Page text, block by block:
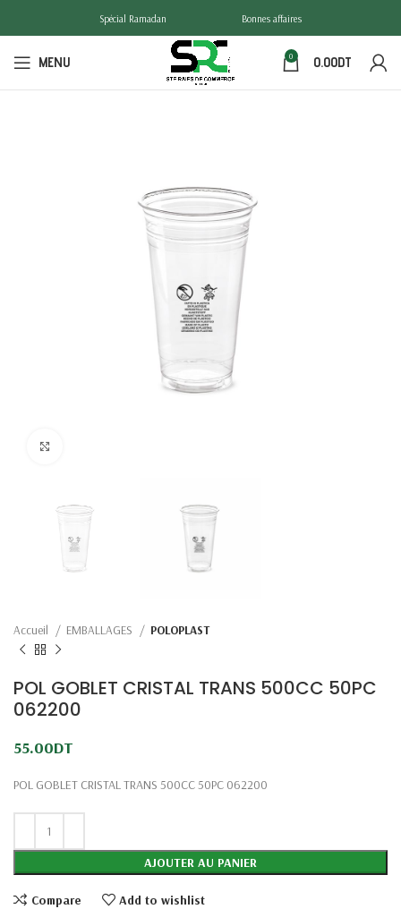
Spécial Ramadan Bonnes affaires
MENU 0 0.00DT
Accueil EMBALLAGES POLOPLAST
POL GOBLET CRISTAL TRANS 500CC 50PC
062200
55.00DT
POL GOBLET CRISTAL TRANS 500CC 50PC 062200
AJOUTER AU PANIER
Compare Add to wishlist